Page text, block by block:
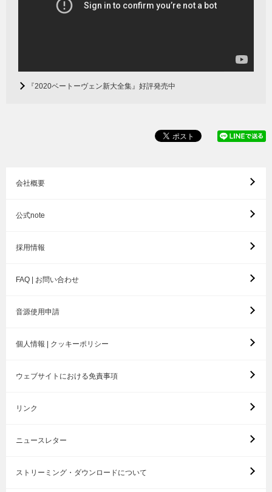
『2020ベートーヴェン新大全集』好評発売中
会社概要
公式note
採用情報
FAQ | お問い合わせ
音源使用申請
個人情報 | クッキーポリシー
ウェブサイトにおける免責事項
リンク
ニュースレター
ストリーミング・ダウンロードについて